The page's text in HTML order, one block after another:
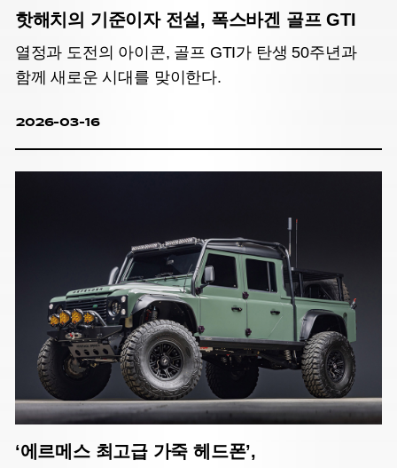
핫해치의 기준이자 전설, 폭스바겐 골프 GTI
열정과 도전의 아이콘, 골프 GTI가 탄생 50주년과
함께 새로운 시대를 맞이한다.
2026-03-16
‘에르메스 최고급 가죽 헤드폰’,